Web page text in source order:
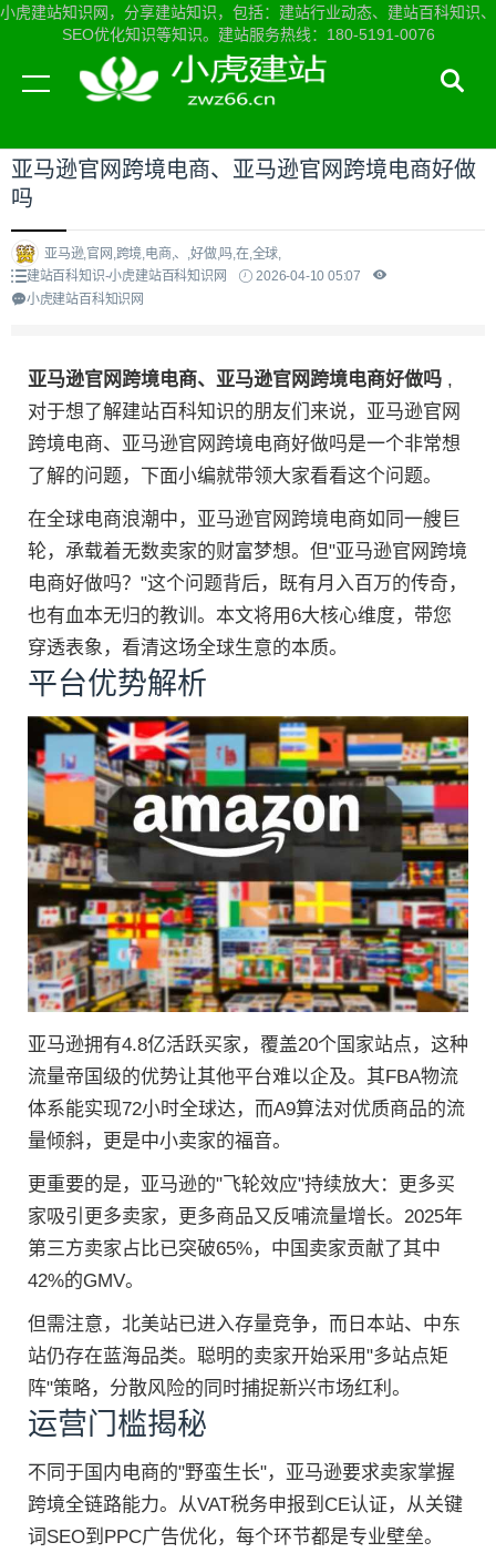
小虎建站知识网，分享建站知识，包括：建站行业动态、建站百科知识、
SEO优化知识等知识。建站服务热线：180-5191-0076
当前位置：小虎建站知识网首页>建站百科知识
亚马逊官网跨境电商、亚马逊官网跨境电商好做
吗
亚马逊,官网,跨境,电商,、,好做,吗,在,全球,
建站百科知识-小虎建站百科知识网
2026-04-10 05:07
小虎建站百科知识网
亚马逊官网跨境电商、亚马逊官网跨境电商好做吗 ,
对于想了解建站百科知识的朋友们来说，亚马逊官网
跨境电商、亚马逊官网跨境电商好做吗是一个非常想
了解的问题，下面小编就带领大家看看这个问题。
在全球电商浪潮中，亚马逊官网跨境电商如同一艘巨
轮，承载着无数卖家的财富梦想。但"亚马逊官网跨境
电商好做吗？"这个问题背后，既有月入百万的传奇，
也有血本无归的教训。本文将用6大核心维度，带您
穿透表象，看清这场全球生意的本质。
平台优势解析
亚马逊拥有4.8亿活跃买家，覆盖20个国家站点，这种
流量帝国级的优势让其他平台难以企及。其FBA物流
体系能实现72小时全球达，而A9算法对优质商品的流
量倾斜，更是中小卖家的福音。
更重要的是，亚马逊的"飞轮效应"持续放大：更多买
家吸引更多卖家，更多商品又反哺流量增长。2025年
第三方卖家占比已突破65%，中国卖家贡献了其中
42%的GMV。
但需注意，北美站已进入存量竞争，而日本站、中东
站仍存在蓝海品类。聪明的卖家开始采用"多站点矩
阵"策略，分散风险的同时捕捉新兴市场红利。
运营门槛揭秘
不同于国内电商的"野蛮生长"，亚马逊要求卖家掌握
跨境全链路能力。从VAT税务申报到CE认证，从关键
词SEO到PPC广告优化，每个环节都是专业壁垒。